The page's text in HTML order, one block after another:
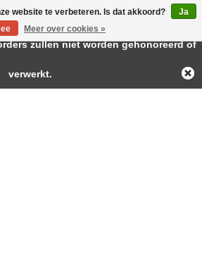
and fast shipping!
website te verbeteren. Is dat akkoord?
Ja
Meer over cookies »
Deze winkel is in aanbouw.
zullen niet worden gehonoreerd of
verwerkt.